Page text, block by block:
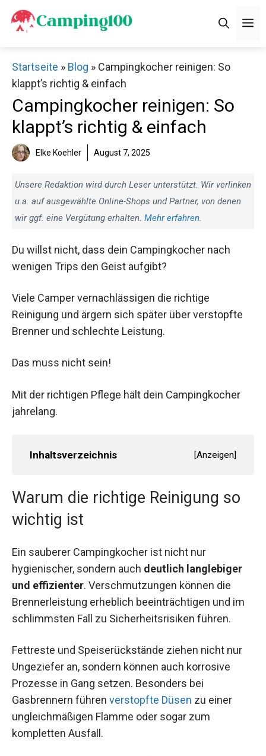
Zum
Inhalt
Startseite » Blog » Campingkocher reinigen: So
klappt’s richtig & einfach
Campingkocher reinigen: So
klappt’s richtig & einfach
Elke Koehler August 7, 2025
Unsere Redaktion wird durch Leser unterstützt. Wir verlinken
u.a. auf ausgewählte Online-Shops und Partner, von denen
wir ggf. eine Vergütung erhalten. Mehr erfahren.
Du willst nicht, dass dein Campingkocher nach
wenigen Trips den Geist aufgibt?
Viele Camper vernachlässigen die richtige
Reinigung und ärgern sich später über verstopfte
Brenner und schlechte Leistung.
Das muss nicht sein!
Mit der richtigen Pflege hält dein Campingkocher
jahrelang.
Inhaltsverzeichnis [Anzeigen]
Warum die richtige Reinigung so
wichtig ist
Ein sauberer Campingkocher ist nicht nur
hygienischer, sondern auch deutlich langlebiger
und effizienter. Verschmutzungen können die
Brennerleistung erheblich beeinträchtigen und im
schlimmsten Fall zu Sicherheitsrisiken führen.
Fettreste und Speiserückstände ziehen nicht nur
Ungeziefer an, sondern können auch korrosive
Prozesse in Gang setzen. Besonders bei
Gasbrennern führen verstopfte Düsen zu einer
ungleichmäßigen Flamme oder sogar zum
kompletten Ausfall.